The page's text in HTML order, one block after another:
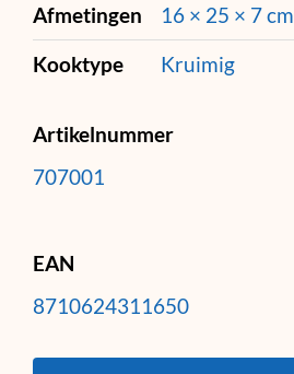
Afmetingen
16 × 25 × 7 cm
Kooktype
Kruimig
Artikelnummer
707001
EAN
8710624311650